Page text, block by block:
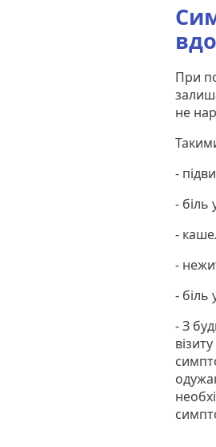
При
не
-
- біль
-
-
- біль
- З